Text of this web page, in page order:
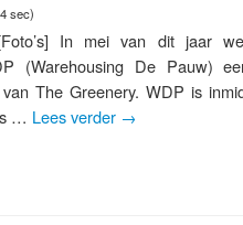
sec)
In mei van dit jaar
(Warehousing De Pauw)
The Greenery. WDP is
… Lees verder →